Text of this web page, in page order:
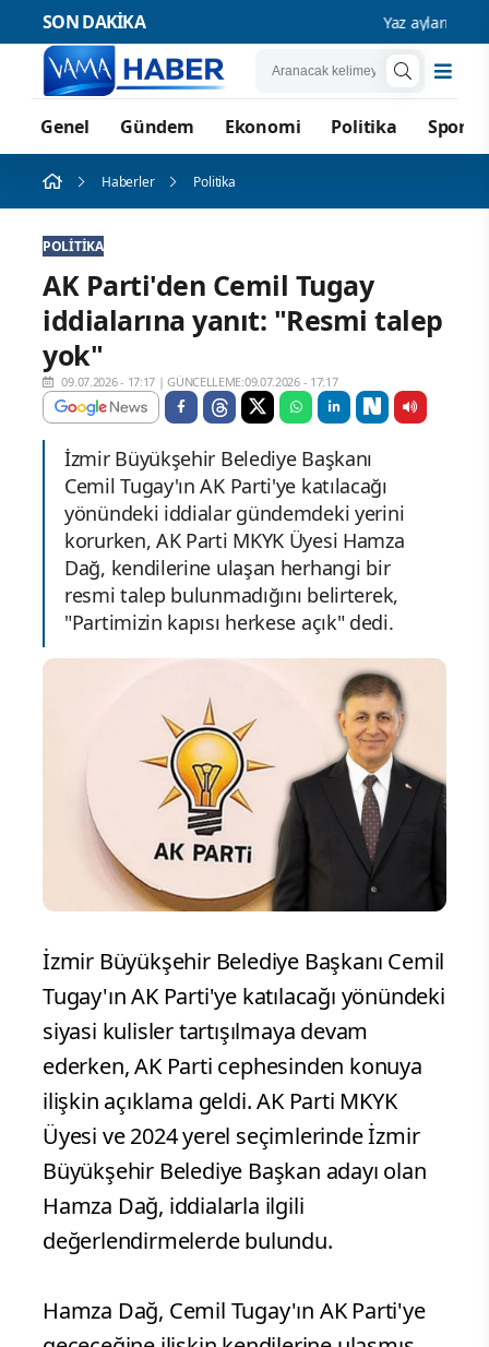
SON DAKİKA Yaz aylarında
Genel Gündem Ekonomi Politika Spor
Haberler Politika
POLITIKA
AK Parti'den Cemil Tugay
iddialarına yanıt: "Resmi talep
yok"
09.07.2026 - 17:17 |GÜNCELLEME:09.07.2026 - 17:17
İzmir Büyükşehir Belediye Başkanı
Cemil Tugay'ın AK Parti'ye katılacağı
yönündeki iddialar gündemdeki yerini
korurken, AK Parti MKYK Üyesi Hamza
Dağ, kendilerine ulaşan herhangi bir
resmi talep bulunmadığını belirterek,
"Partimizin kapısı herkese açık" dedi.
İzmir Büyükşehir Belediye Başkanı Cemil
Tugay'ın AK Parti'ye katılacağı yönündeki
siyasi kulisler tartışılmaya devam
ederken, AK Parti cephesinden konuya
ilişkin açıklama geldi. AK Parti MKYK
Üyesi ve 2024 yerel seçimlerinde İzmir
Büyükşehir Belediye Başkan adayı olan
Hamza Dağ, iddialarla ilgili
değerlendirmelerde bulundu.
Hamza Dağ, Cemil Tugay'ın AK Parti'ye